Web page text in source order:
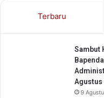
Terbaru
Sambut
Agustus
9